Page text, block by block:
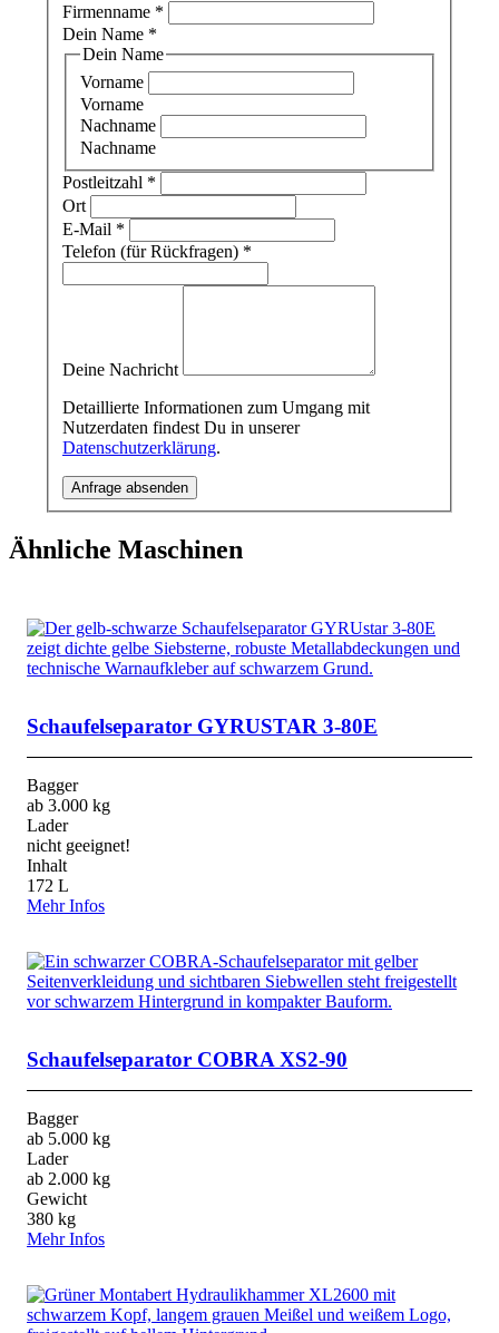
Firmenname *
Dein Name *
Dein Name
Vorname
Vorname
Nachname
Nachname
Postleitzahl *
Ort
E-Mail *
Telefon (für Rückfragen) *
Deine Nachricht
Detaillierte Informationen zum Umgang mit
Nutzerdaten findest Du in unserer
Datenschutzerklärung.
Anfrage absenden
Ähnliche Maschinen
Schaufelseparator GYRUSTAR 3-80E
Bagger
ab 3.000 kg
Lader
nicht geeignet!
Inhalt
172 L
Mehr Infos
Schaufelseparator COBRA XS2-90
Bagger
ab 5.000 kg
Lader
ab 2.000 kg
Gewicht
380 kg
Mehr Infos